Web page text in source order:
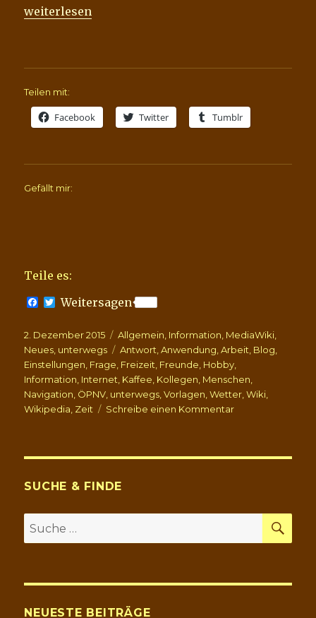
„Sturm, Bausparen, 27:15 und ein paar “kleine”
weiterlesen
Teilen mit:
Facebook Twitter Tumblr
Gefällt mir:
Teile es:
F
e
b
o
o
k
T
t
t
r
Weitersagen
Veröffentlicht
am
2. Dezember 2015 Kategorien
Allgemein, Information, MediaWiki,
Neues, unterwegs Schlagwörter
Antwort,Anwendung,Arbeit, Blog,
Einstellungen, Frage, Freizeit, Freunde, Hobby,
Information, Internet, Kaffee, Kollegen, Menschen,
Navigation, ÖPNV, unterwegs,Vorlagen,Wetter,Wiki,
Wikipedia, Zeit Schreibe einen Kommentarzu
“kleine”
Anpassungen
SUCHE & FINDE
Suche
nach:
NEUESTE BEITRÄGE